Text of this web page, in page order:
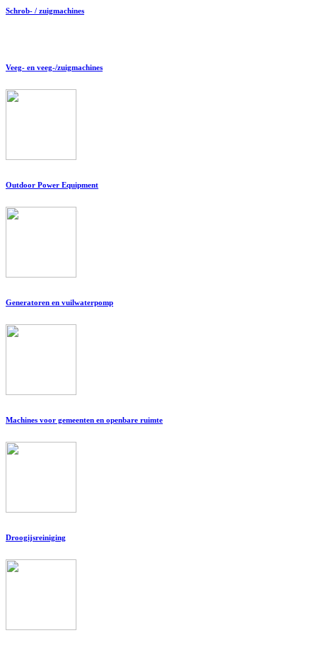
Schrob- / zuigmachines
Veeg- en veeg-/zuigmachines
Outdoor Power Equipment
Generatoren en vuilwaterpomp
Machines voor gemeenten en openbare ruimte
Droogijsreiniging